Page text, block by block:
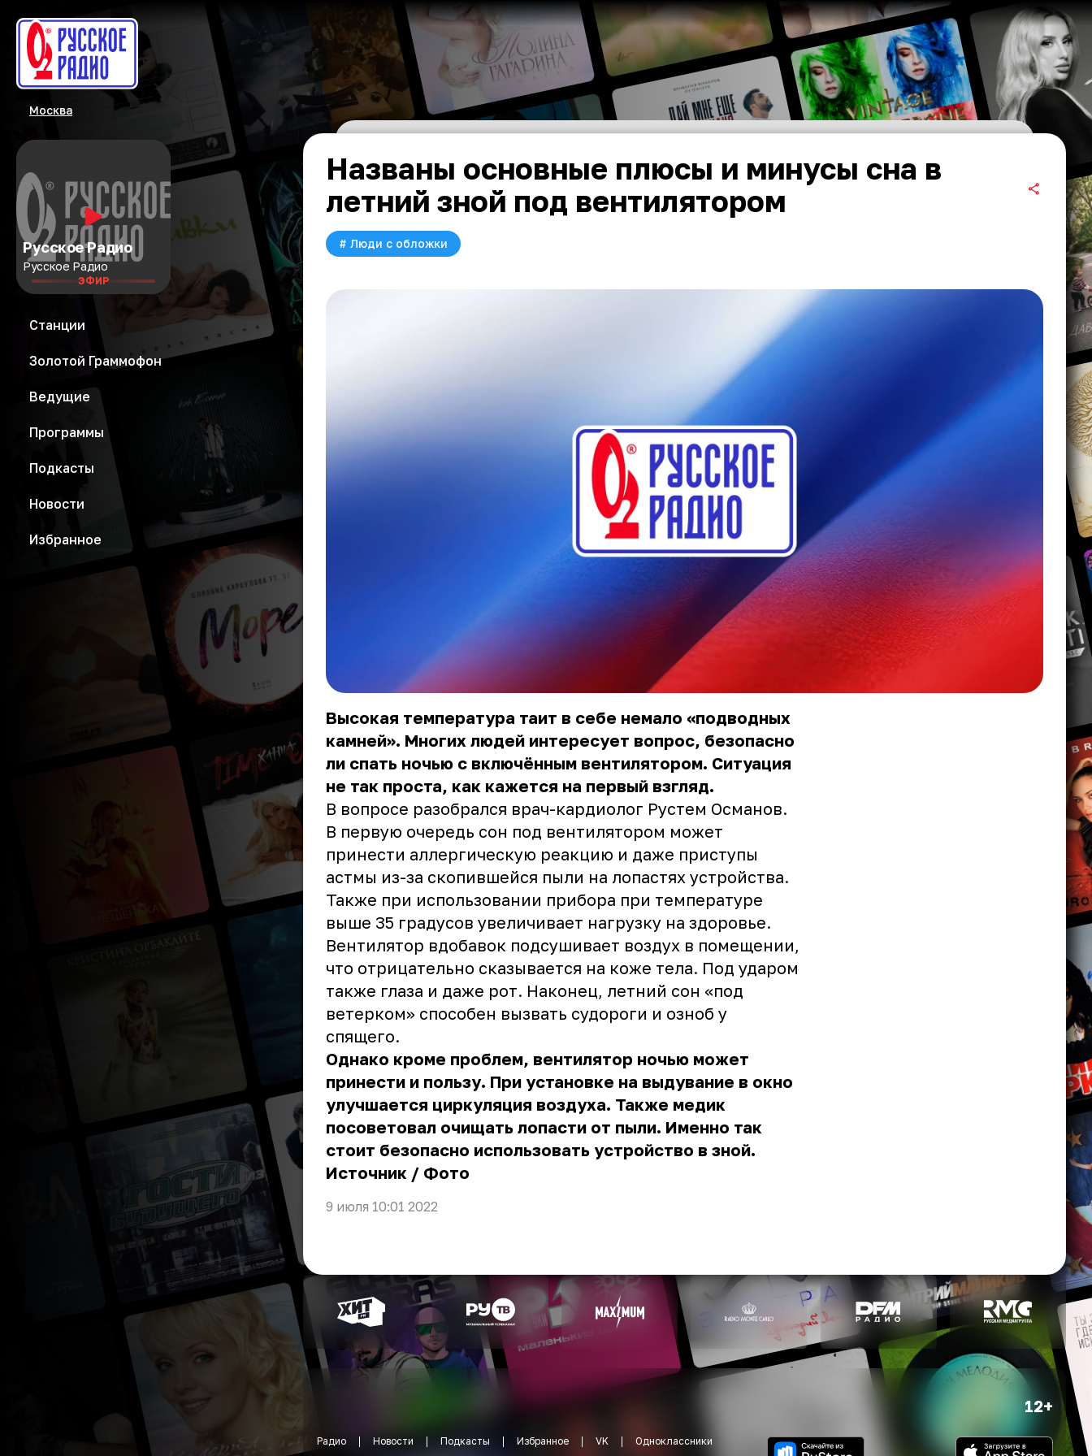
Москва
Русское Радио
Русское Радио
ЭФИР
Станции
Золотой Граммофон
Ведущие
Программы
Подкасты
Новости
Избранное
Названы основные плюсы и минусы сна в
летний зной под вентилятором
# Люди с обложки
Высокая температура таит в себе немало «подводных
камней». Многих людей интересует вопрос, безопасно
ли спать ночью с включённым вентилятором. Ситуация
не так проста, как кажется на первый взгляд.
В вопросе разобрался врач-кардиолог Рустем Османов.
В первую очередь сон под вентилятором может
принести аллергическую реакцию и даже приступы
астмы из-за скопившейся пыли на лопастях устройства.
Также при использовании прибора при температуре
выше 35 градусов увеличивает нагрузку на здоровье.
Вентилятор вдобавок подсушивает воздух в помещении,
что отрицательно сказывается на коже тела. Под ударом
также глаза и даже рот. Наконец, летний сон «под
ветерком» способен вызвать судороги и озноб у
спящего.
Однако кроме проблем, вентилятор ночью может
принести и пользу. При установке на выдувание в окно
улучшается циркуляция воздуха. Также медик
посоветовал очищать лопасти от пыли. Именно так
стоит безопасно использовать устройство в зной.
Источник / Фото
9 июля 10:01 2022
12+
Радио Новости Подкасты Избранное VK Одноклассники